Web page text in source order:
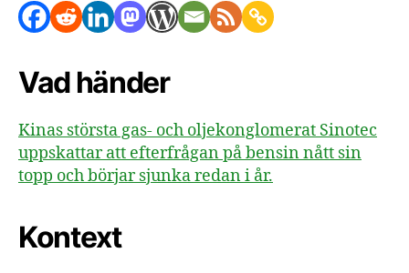
Vad händer
Kinas största gas- och oljekonglomerat Sinotec
uppskattar att efterfrågan på bensin nått sin
topp och börjar sjunka redan i år.
Kontext